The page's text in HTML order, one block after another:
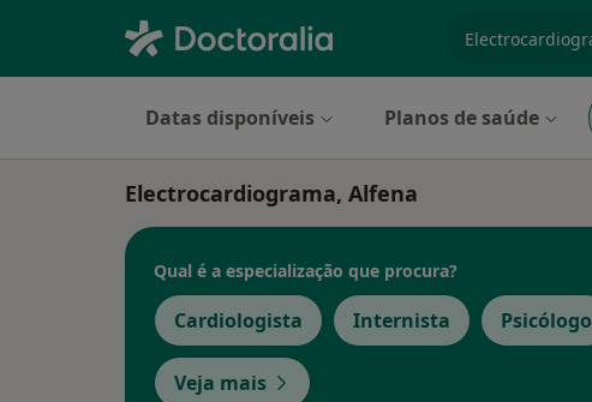
Datas disponíveis Planos de saúde
Electrocardiograma, Alfena
Qual é a especialização que procura?
Cardiologista Internista Psicólogo
Veja mais